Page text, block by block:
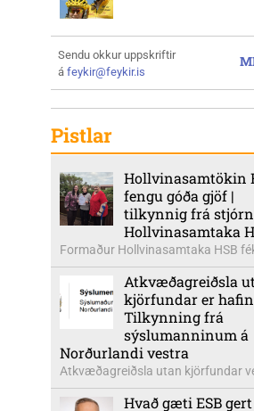
Sendu okkur uppskriftir
á feykir@feykir.is
Pistlar
Hollvinasamtökin
fengu góða gjöf |
tilkynnig frá stjórn
Hollvinasamtaka
Formaður Hollvinasamtaka HSB
heldur betur góða heimsók þann 5.
ágúst síðastliðinn. Þarna voru
þær Ingibjörg á Auðólfsstöðum
formaður Kvenfélags
Bólstaðarhlíðarhrepps og Guðrún á
Auðkúlu formaður Kvenfélags
Svínavatnshrepps. Afhentu þær
Sigurlaugu Þóru gjafabréf að
Atkvæðagreiðsla
kjörfundar er
Tilkynning frá
sýslumanninum á
Norðurlandi vestra
Atkvæðagreiðsla utan kjörfundar
þjóðaratkvæðagreiðslu um
aðildarviðræður við ESB er hafin. Greiða
Hvað gæti ESB gert